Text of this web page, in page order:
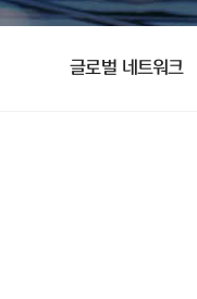
글로벌 네트워크